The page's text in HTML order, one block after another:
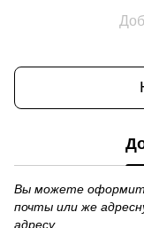
Вы можете
почты или же
адресу.